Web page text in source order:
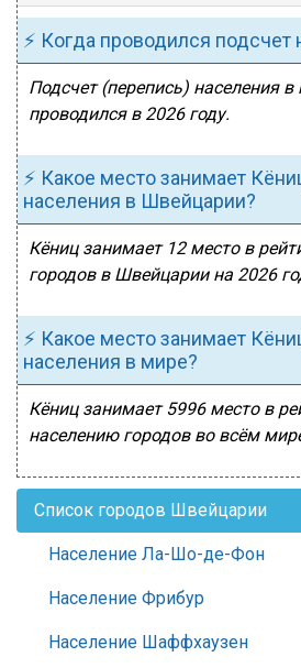
⚡ Когда проводился подсчет
Подсчет (перепись) населения в
проводился в 2026 году.
⚡ Какое место занимает
населения в Швейцарии?
Кёниц занимает 12 место в
городов в Швейцарии на 2026
⚡ Какое место занимает
населения в мире?
Кёниц занимает 5996 место в
населению городов во всём
Список городов Швейцарии
Население Ла-Шо-де-Фон
Население Фрибур
Население Шаффхаузен